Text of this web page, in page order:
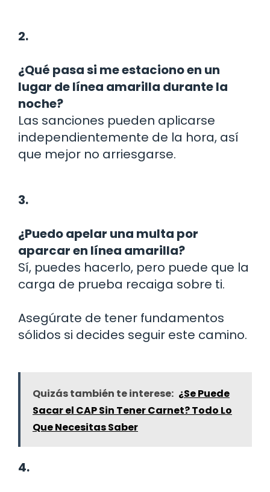
2.
¿Qué pasa si me estaciono en un
lugar de línea amarilla durante la
noche?
Las sanciones pueden aplicarse
independientemente de la hora, así
que mejor no arriesgarse.
3.
¿Puedo apelar una multa por
aparcar en línea amarilla?
Sí, puedes hacerlo, pero puede que la
carga de prueba recaiga sobre ti.
Asegúrate de tener fundamentos
sólidos si decides seguir este camino.
Quizás también te interese: ¿Se Puede
Sacar el CAP Sin Tener Carnet? Todo Lo
Que Necesitas Saber
4.